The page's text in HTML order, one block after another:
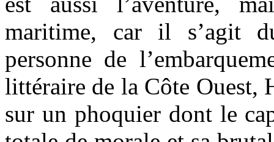
maritime, car il s’agit
personne de
littéraire de la Côte Ouest,
sur un phoquier dont le